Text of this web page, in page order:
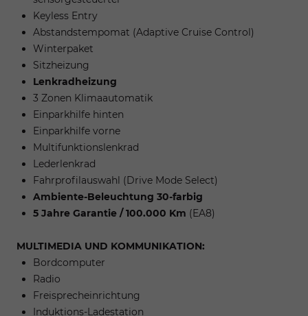
Keyless Entry
Abstandstempomat (Adaptive Cruise Control)
Winterpaket
Sitzheizung
Lenkradheizung
3 Zonen Klimaautomatik
Einparkhilfe hinten
Einparkhilfe vorne
Multifunktionslenkrad
Lederlenkrad
Fahrprofilauswahl (Drive Mode Select)
Ambiente-Beleuchtung 30-farbig
5 Jahre Garantie / 100.000 Km (EA8)
MULTIMEDIA UND KOMMUNIKATION:
Bordcomputer
Radio
Freisprecheinrichtung
Induktions-Ladestation